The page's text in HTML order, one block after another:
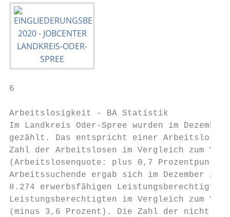
6
Arbeitslosigkeit - BA Statistik
Im Landkreis Oder-Spree wurden im
gezählt. Das entspricht einer
Zahl der Arbeitslosen im Vergleich zum
(Arbeitslosenquote: plus 0,7
Arbeitssuchende ergab sich im Dezember
8.274 erwerbsfähigen
Leistungsberechtigten im Vergleich zum
(minus 3,6 Prozent). Die Zahl der nicht